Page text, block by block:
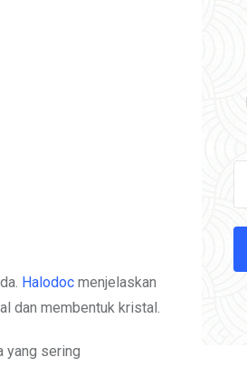
Halodoc menjelaskan
dan membentuk kristal.
yang sering